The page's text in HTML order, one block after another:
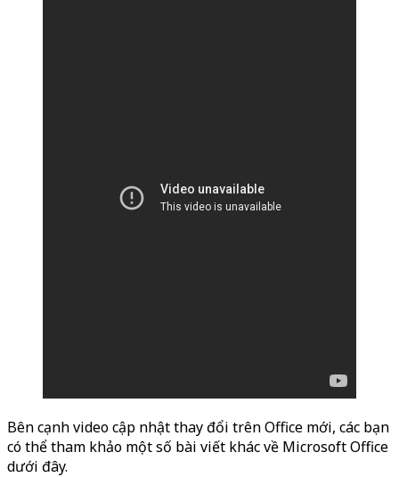
Bên cạnh video cập nhật thay đổi trên Office mới, các bạn
có thể tham khảo một số bài viết khác về Microsoft Office
dưới đây.